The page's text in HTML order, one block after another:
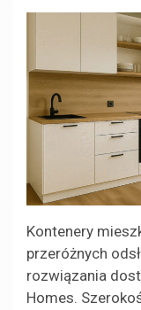
Kontenery
przeróżnych
rozwiązania
Homes.